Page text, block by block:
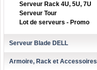
Serveur Rack 4U, 5U, 7U
Serveur Tour
Lot de serveurs - Promo
Serveur Blade DELL
Armoire, Rack et Accessoires